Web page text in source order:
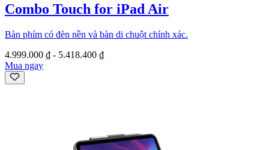
Combo Touch for iPad Air
Bàn phím có đèn nền và bàn di chuột chính xác.
4.999.000 ₫ - 5.418.400 ₫
Mua ngay